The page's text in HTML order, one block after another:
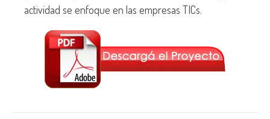
actividad se enfoque en las empresas TICs.